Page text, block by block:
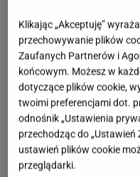
Klikając „Akceptuję”
przechowywanie plików
Zaufanych Partnerów i
końcowym. Możesz w
dotyczące plików cookie,
twoimi preferencjami dot.
odnośnik „Ustawienia
przechodząc do
ustawień plików cookie
przeglądarki.